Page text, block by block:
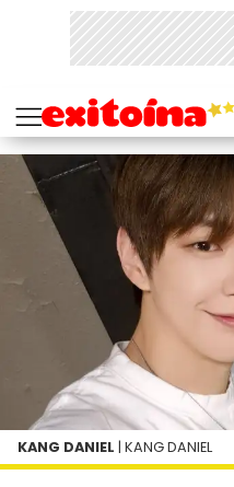
KANG DANIEL | KANG DANIEL